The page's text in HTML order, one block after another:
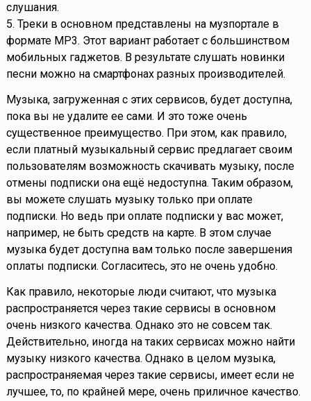
слушания.
5. Треки в основном представлены на музпортале в
формате MP3. Этот вариант работает с большинством
мобильных гаджетов. В результате слушать новинки
песни можно на смартфонах разных производителей.
Музыка, загруженная с этих сервисов, будет доступна,
пока вы не удалите ее сами. И это тоже очень
существенное преимущество. При этом, как правило,
если платный музыкальный сервис предлагает своим
пользователям возможность скачивать музыку, после
отмены подписки она ещё недоступна. Таким образом,
вы можете слушать музыку только при оплате
подписки. Но ведь при оплате подписки у вас может,
например, не быть средств на карте. В этом случае
музыка будет доступна вам только после завершения
оплаты подписки. Согласитесь, это не очень удобно.
Как правило, некоторые люди считают, что музыка
распространяется через такие сервисы в основном
очень низкого качества. Однако это не совсем так.
Действительно, иногда на таких сервисах можно найти
музыку низкого качества. Однако в целом музыка,
распространяемая через такие сервисы, имеет если не
лучшее, то, по крайней мере, очень приличное качество.